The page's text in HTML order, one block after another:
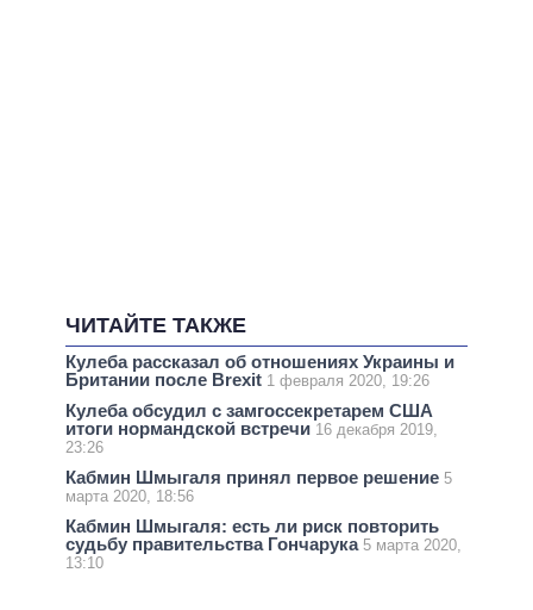
ЧИТАЙТЕ ТАКЖЕ
Кулеба рассказал об отношениях Украины и
Британии после Brexit 1 февраля 2020, 19:26
Кулеба обсудил с замгоссекретарем США
итоги нормандской встречи 16 декабря 2019,
23:26
Кабмин Шмыгаля принял первое решение 5
марта 2020, 18:56
Кабмин Шмыгаля: есть ли риск повторить
судьбу правительства Гончарука 5 марта 2020,
13:10